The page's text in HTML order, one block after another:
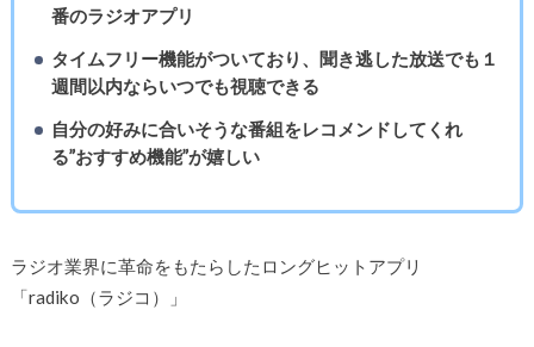
番のラジオアプリ
タイムフリー機能がついており、聞き逃した放送でも１
週間以内ならいつでも視聴できる
自分の好みに合いそうな番組をレコメンドしてくれ
る”おすすめ機能”が嬉しい
ラジオ業界に革命をもたらしたロングヒットアプリ
「radiko（ラジコ）」